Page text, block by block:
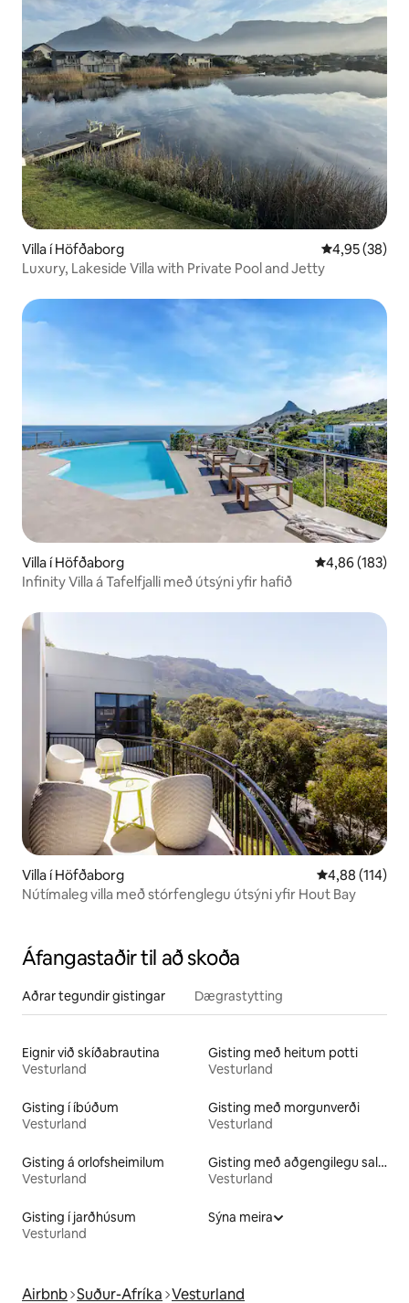
Villa í Höfðaborg 4,95 af 5 í
4,95 (38)
Luxury, Lakeside Villa with Private Pool and Jetty
Villa í Höfðaborg 4,86 af 5 í
4,86 (183)
Infinity Villa á Tafelfjalli með útsýni yfir hafið
Villa í Höfðaborg 4,88 af 5 í
4,88 (114)
Nútímaleg villa með stórfenglegu útsýni yfir Hout Bay
Áfangastaðir til að skoða
Aðrar tegundir gistingar Dægrastytting
Eignir við skíðabrautina
Vesturland
Gisting með heitum potti
Vesturland
Gisting í íbúðum
Vesturland
Gisting með morgunverði
Vesturland
Gisting á orlofsheimilum
Vesturland
Gisting með aðgengilegu salerni
Vesturland
Gisting í jarðhúsum
Vesturland
Sýna meira
Airbnb Suður-Afríka Vesturland